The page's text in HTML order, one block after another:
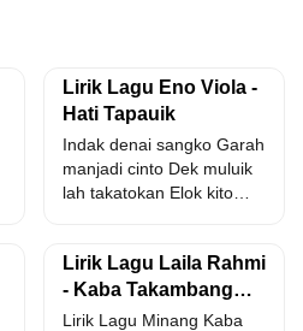
Lirik Lagu Eno Viola -
Hati Tapauik
Indak denai sangko Garah
manjadi cinto Dek muluik
lah takatokan Elok kito
Lirik Lagu Laila Rahmi
- Kaba Takambang
Alek Tak Datang
Lirik Lagu Minang Kaba